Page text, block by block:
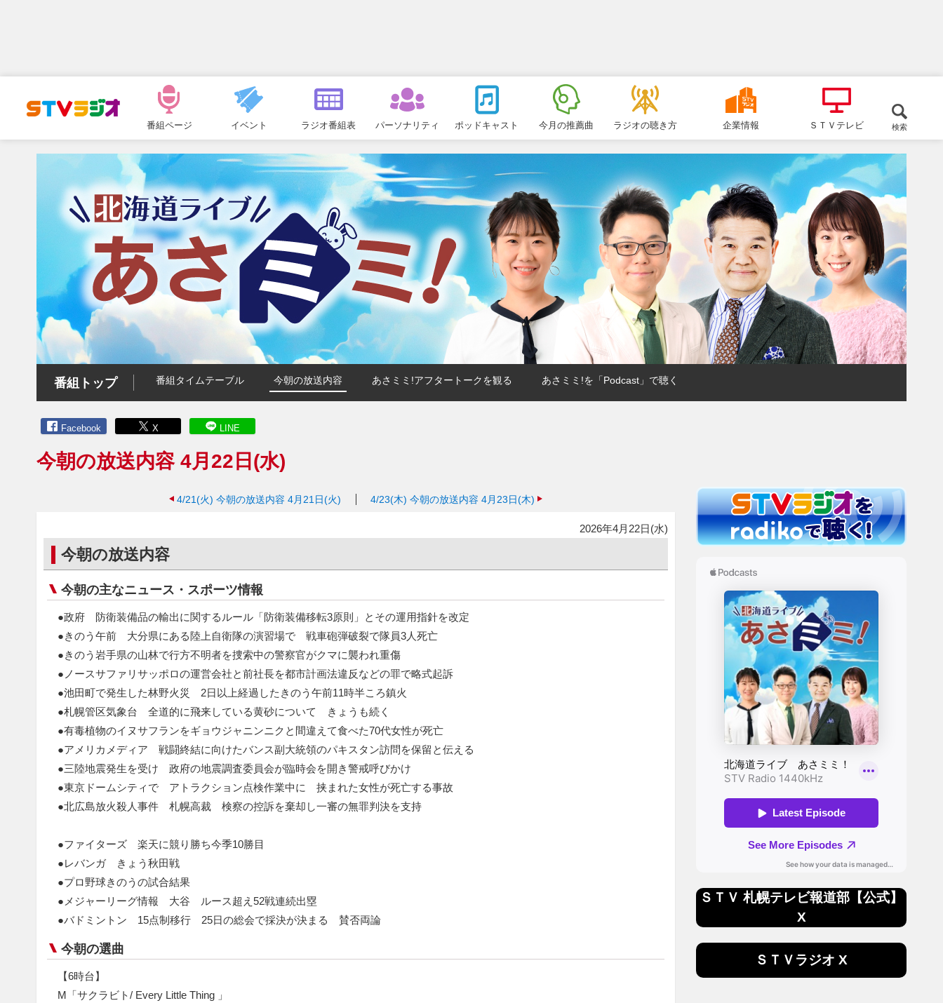
ュ
ー
番組ページ イベント ラジオ番組表 パーソナリティ ポッドキャスト 今月の推薦曲 ラジオの聴き方 企業情報 ＳＴＶテレビ 検索
番組トップ 番組タイムテーブル 今朝の放送内容 あさミミ!アフタートークを観る あさミミ!を「Podcast」で聴く
Facebook X LINE
今朝の放送内容 4月22日(水)
4/21(火) 今朝の放送内容 4月21日(火) 4/23(木) 今朝の放送内容 4月23日(木)
2026年4月22日(水)
今朝の放送内容
今朝の主なニュース・スポーツ情報
●政府 防衛装備品の輸出に関するルール「防衛装備移転3原則」とその運用指針を改定
●きのう午前 大分県にある陸上自衛隊の演習場で 戦車砲弾破裂で隊員3人死亡
●きのう岩手県の山林で行方不明者を捜索中の警察官がクマに襲われ重傷
●ノースサファリサッポロの運営会社と前社長を都市計画法違反などの罪で略式起訴
●池田町で発生した林野火災 2日以上経過したきのう午前11時半ころ鎮火
●札幌管区気象台 全道的に飛来している黄砂について きょうも続く
●有毒植物のイヌサフランをギョウジャニンニクと間違えて食べた70代女性が死亡
●アメリカメディア 戦闘終結に向けたバンス副大統領のパキスタン訪問を保留と伝える
●三陸地震発生を受け 政府の地震調査委員会が臨時会を開き警戒呼びかけ
●東京ドームシティで アトラクション点検作業中に 挟まれた女性が死亡する事故
●北広島放火殺人事件 札幌高裁 検察の控訴を棄却し一審の無罪判決を支持
●ファイターズ 楽天に競り勝ち今季10勝目
●レバンガ きょう秋田戦
●プロ野球きのうの試合結果
●メジャーリーグ情報 大谷 ルース超え52戦連続出塁
●バドミントン 15点制移行 25日の総会で採決が決まる 賛否両論
今朝の選曲
【6時台】
M「サクラビト/ Every Little Thing 」
ＳＴＶ 札幌テレビ報道部【公式】
X
ＳＴＶラジオ X